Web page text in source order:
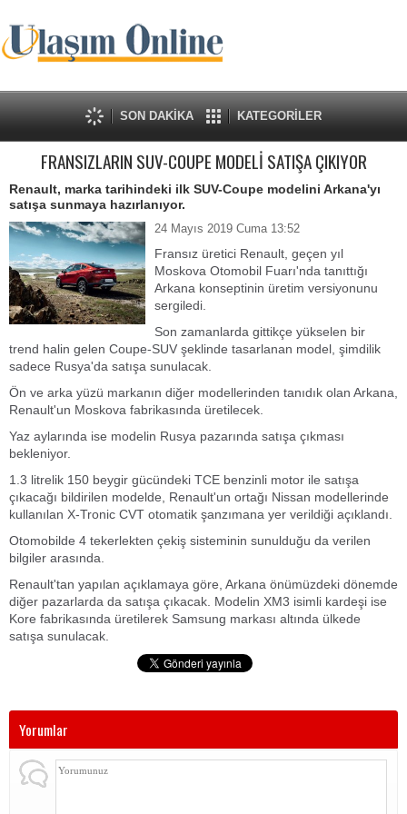
SON DAKİKA KATEGORİLER
FRANSIZLARIN SUV-COUPE MODELİ SATIŞA ÇIKIYOR
Renault, marka tarihindeki ilk SUV-Coupe modelini Arkana'yı
satışa sunmaya hazırlanıyor.
24 Mayıs 2019 Cuma 13:52
Fransız üretici Renault, geçen yıl
Moskova Otomobil Fuarı'nda tanıttığı
Arkana konseptinin üretim versiyonunu
sergiledi.
Son zamanlarda gittikçe yükselen bir
trend halin gelen Coupe-SUV şeklinde tasarlanan model, şimdilik
sadece Rusya'da satışa sunulacak.
Ön ve arka yüzü markanın diğer modellerinden tanıdık olan Arkana,
Renault'un Moskova fabrikasında üretilecek.
Yaz aylarında ise modelin Rusya pazarında satışa çıkması
bekleniyor.
1.3 litrelik 150 beygir gücündeki TCE benzinli motor ile satışa
çıkacağı bildirilen modelde, Renault'un ortağı Nissan modellerinde
kullanılan X-Tronic CVT otomatik şanzımana yer verildiği açıklandı.
Otomobilde 4 tekerlekten çekiş sisteminin sunulduğu da verilen
bilgiler arasında.
Renault'tan yapılan açıklamaya göre, Arkana önümüzdeki dönemde
diğer pazarlarda da satışa çıkacak. Modelin XM3 isimli kardeşi ise
Kore fabrikasında üretilerek Samsung markası altında ülkede
satışa sunulacak.
Yorumlar